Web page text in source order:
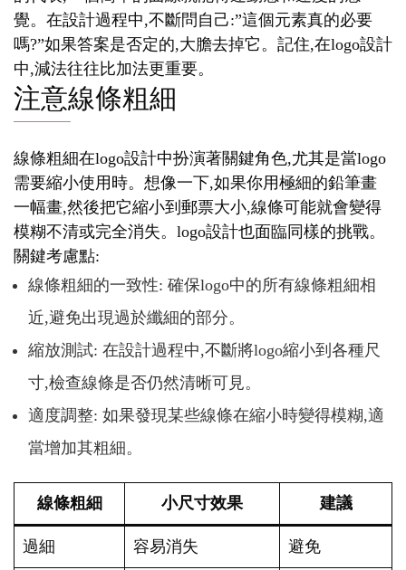
覺。在設計過程中,不斷問自己:”這個元素真的必要
嗎?”如果答案是否定的,大膽去掉它。記住,在logo設計
中,減法往往比加法更重要。
注意線條粗細
線條粗細在logo設計中扮演著關鍵角色,尤其是當logo
需要縮小使用時。想像一下,如果你用極細的鉛筆畫
一幅畫,然後把它縮小到郵票大小,線條可能就會變得
模糊不清或完全消失。logo設計也面臨同樣的挑戰。
關鍵考慮點:
線條粗細的一致性: 確保logo中的所有線條粗細相
近,避免出現過於纖細的部分。
縮放測試: 在設計過程中,不斷將logo縮小到各種尺
寸,檢查線條是否仍然清晰可見。
適度調整: 如果發現某些線條在縮小時變得模糊,適
當增加其粗細。
線條粗細 小尺寸效果 建議
過細 容易消失 避免